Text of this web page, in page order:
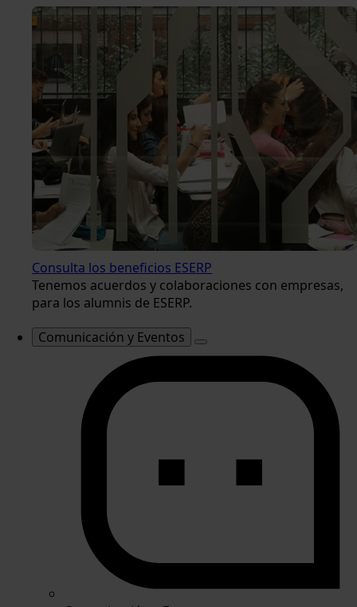
Consulta los beneficios ESERP
Tenemos acuerdos y colaboraciones con empresas,
para los alumnis de ESERP.
Comunicación y Eventos